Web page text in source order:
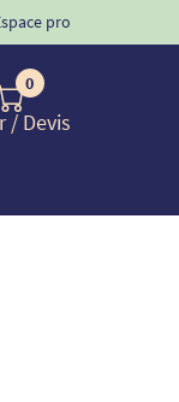
pro
0
/ Devis